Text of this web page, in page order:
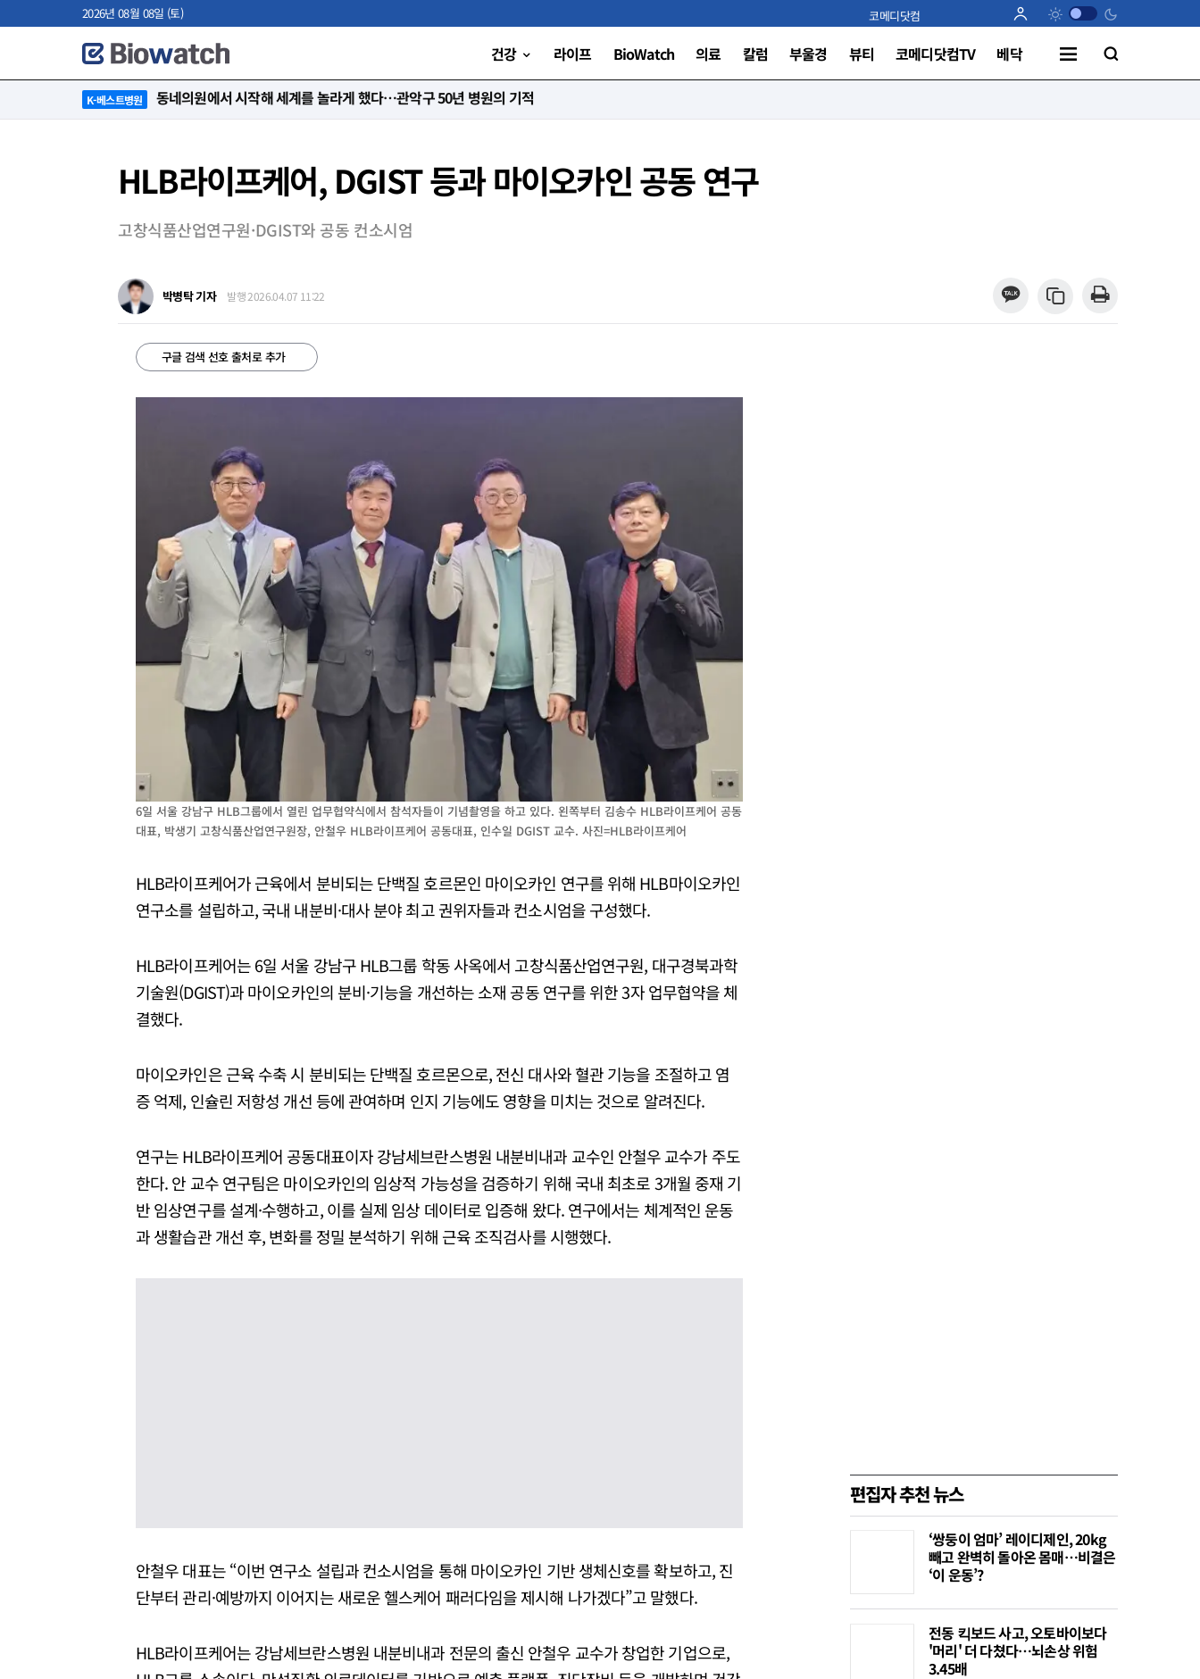
2026년 08월 08일 (토) 코메디닷컴
건강 라이프 BioWatch 의료 칼럼 부울경 뷰티 코메디닷컴TV 베닥
K-베스트병원 “절대 먼저 말하지 않아요. 대신 먼저 듣습니다”
HLB라이프케어, DGIST 등과 마이오카인 공동 연구
고창식품산업연구원·DGIST와 공동 컨소시엄
박병탁 기자 발행 2026.04.07 11:22
구글 검색 선호 출처로 추가
6일 서울 강남구 HLB그룹에서 열린 업무협약식에서 참석자들이 기념촬영을 하고 있다. 왼쪽부터 김송수 HLB라이프케어 공동
대표, 박생기 고창식품산업연구원장, 안철우 HLB라이프케어 공동대표, 인수일 DGIST 교수. 사진=HLB라이프케어
HLB라이프케어가 근육에서 분비되는 단백질 호르몬인 마이오카인 연구를 위해 HLB마이오카인
연구소를 설립하고, 국내 내분비·대사 분야 최고 권위자들과 컨소시엄을 구성했다.
HLB라이프케어는 6일 서울 강남구 HLB그룹 학동 사옥에서 고창식품산업연구원, 대구경북과학
기술원(DGIST)과 마이오카인의 분비·기능을 개선하는 소재 공동 연구를 위한 3자 업무협약을 체
결했다.
마이오카인은 근육 수축 시 분비되는 단백질 호르몬으로, 전신 대사와 혈관 기능을 조절하고 염
증 억제, 인슐린 저항성 개선 등에 관여하며 인지 기능에도 영향을 미치는 것으로 알려진다.
연구는 HLB라이프케어 공동대표이자 강남세브란스병원 내분비내과 교수인 안철우 교수가 주도
한다. 안 교수 연구팀은 마이오카인의 임상적 가능성을 검증하기 위해 국내 최초로 3개월 중재 기
반 임상연구를 설계·수행하고, 이를 실제 임상 데이터로 입증해 왔다. 연구에서는 체계적인 운동
과 생활습관 개선 후, 변화를 정밀 분석하기 위해 근육 조직검사를 시행했다.
안철우 대표는 “이번 연구소 설립과 컨소시엄을 통해 마이오카인 기반 생체신호를 확보하고, 진
단부터 관리·예방까지 이어지는 새로운 헬스케어 패러다임을 제시해 나가겠다”고 말했다.
HLB라이프케어는 강남세브란스병원 내분비내과 전문의 출신 안철우 교수가 창업한 기업으로,
편집자 추천 뉴스
‘쌍둥이 엄마’ 레이디제인, 20kg
빼고 완벽히 돌아온 몸매…비결은
‘이 운동’?
전동 킥보드 사고, 오토바이보다
'머리' 더 다쳤다…뇌손상 위험
3.45배